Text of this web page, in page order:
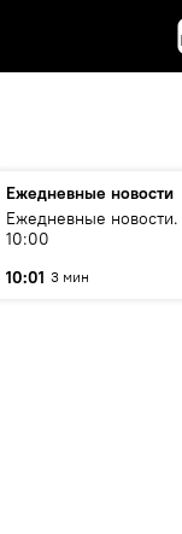
Ежедневные новости
Ежедневные
10:00
10:01 3 мин